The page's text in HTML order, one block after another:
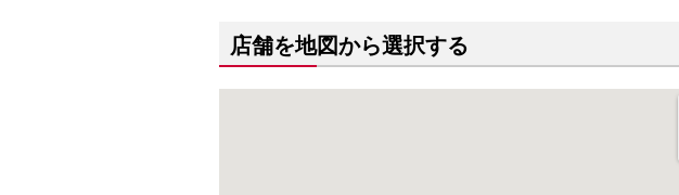
店舗を地図から選択する